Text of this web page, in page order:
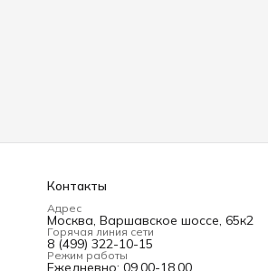
Контакты
Адрес
Москва, Варшавское шоссе, 65к2
Горячая линия сети
8 (499) 322-10-15
Режим работы
Ежедневно: 09.00-18.00